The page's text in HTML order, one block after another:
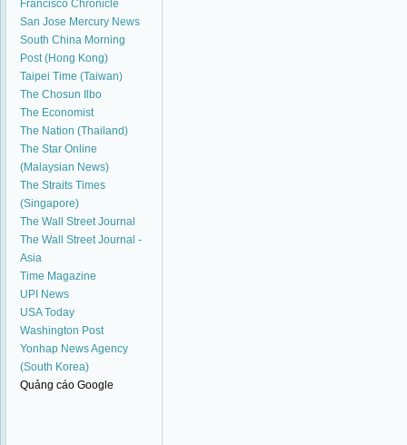
Francisco Chronicle
San Jose Mercury News
South China Morning
Post (Hong Kong)
Taipei Time (Taiwan)
The Chosun Ilbo
The Economist
The Nation (Thailand)
The Star Online
(Malaysian News)
The Straits Times
(Singapore)
The Wall Street Journal
The Wall Street Journal -
Asia
Time Magazine
UPI News
USA Today
Washington Post
Yonhap News Agency
(South Korea)
Quảng cáo Google